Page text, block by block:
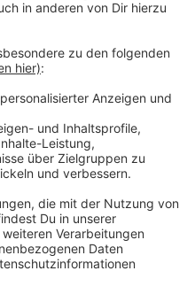
und damit eine
einfachste Weg,
App
automatisch die
ihr zum Download